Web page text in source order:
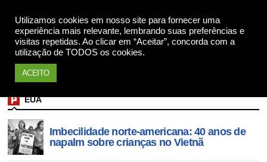
Utilizamos cookies em nosso site para fornecer uma
experiência mais relevante, lembrando suas preferências e
visitas repetidas. Ao clicar em “Aceitar”, concorda com a
utilização de TODOS os cookies.
ACEITO
EUA
Imbecilidade norte-americana: 40 anos de
napalm sobre crianças no Vietnã